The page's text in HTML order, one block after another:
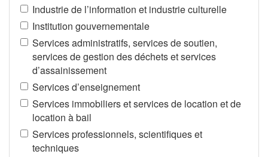
Industrie de l’information et industrie culturelle
Institution gouvernementale
Services administratifs, services de soutien,
services de gestion des déchets et services
d’assainissement
Services d’enseignement
Services immobiliers et services de location et de
location à bail
Services professionnels, scientifiques et
techniques